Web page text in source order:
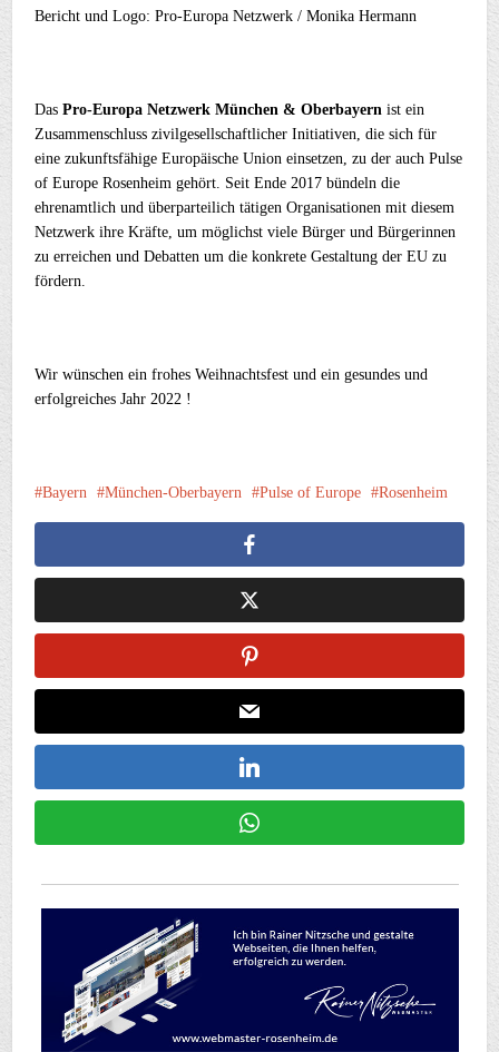
Bericht und Logo: Pro-Europa Netzwerk / Monika Hermann
DasPro-Europa Netzwerk München & Oberbayern ist ein
Zusammenschluss zivilgesellschaftlicher Initiativen, die sich für
eine zukunftsfähige Europäische Union einsetzen, zu der auch Pulse
of Europe Rosenheim gehört. Seit Ende 2017 bündeln die
ehrenamtlich und überparteilich tätigen Organisationen mit diesem
Netzwerk ihre Kräfte, um möglichst viele Bürger und Bürgerinnen
zu erreichen und Debatten um die konkrete Gestaltung der EU zu
fördern.
Wir wünschen ein frohes Weihnachtsfest und ein gesundes und
erfolgreiches Jahr 2022 !
Bayern München-Oberbayern Pulse of Europe Rosenheim